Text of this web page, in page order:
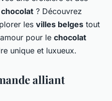
? Découvrez
les villes belges tout
pour le chocolat
unique et luxueux.
alliant